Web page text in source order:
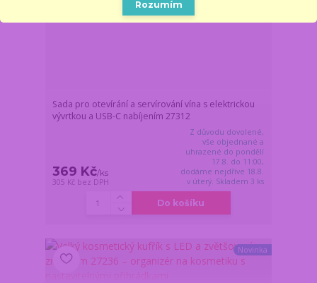
Sada pro otevírání a servírování vína s elektrickou
vývrtkou a USB-C nabíjením 27312
369 Kč/ks
305 Kč bez DPH
Z důvodu dovolené,
vše objednané a
uhrazené do pondělí
17.8. do 11:00,
dodáme nejdříve 18.8.
v úterý. Skladem 3 ks
Do košíku
Novinka
Rozumím